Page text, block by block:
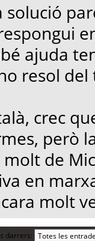
solució
ajuda
resol del
crec
però
de
en
molt
darrers: